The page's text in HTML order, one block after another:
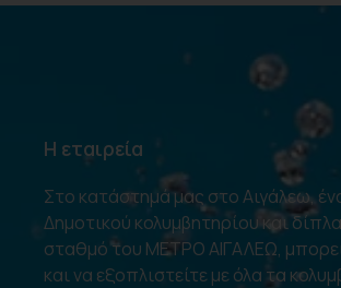
Η εταιρεία
Στο κατάστημά μας στο Αιγάλεω,
Δημοτικού κολυμβητηρίου και
σταθμό του ΜΕΤΡΟ ΑΙΓΑΛΕΩ,
και να εξοπλιστείτε με όλα τα